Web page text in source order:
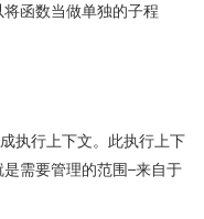
函数当做单独的子程
执行上下文。此执行上下
需要管理的范围–来自于